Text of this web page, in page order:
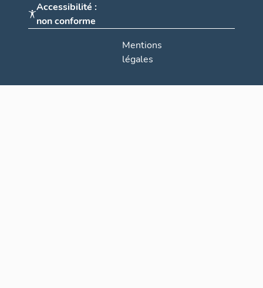
Accessibilité :
non conforme
Mentions
légales